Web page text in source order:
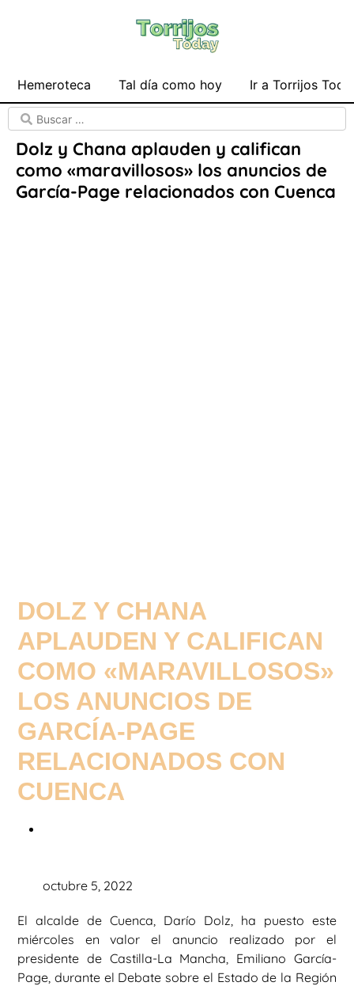
Hemeroteca Tal día como hoy Ir a Torrijos
Dolz y Chana aplauden y califican
como «maravillosos» los anuncios de
García-Page relacionados con Cuenca
DOLZ Y CHANA
APLAUDEN Y CALIFICAN
COMO «MARAVILLOSOS»
LOS ANUNCIOS DE
GARCÍA-PAGE
RELACIONADOS CON
CUENCA
octubre 5, 2022
El alcalde de Cuenca, Darío Dolz, ha puesto este
miércoles en valor el anuncio realizado por el
presidente de Castilla-La Mancha, Emiliano García-
Page, durante el Debate sobre el Estado de la Región